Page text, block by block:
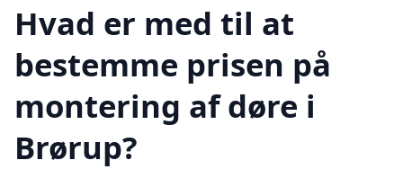
Hvad er med til at
bestemme prisen på
montering af døre i
Brørup?